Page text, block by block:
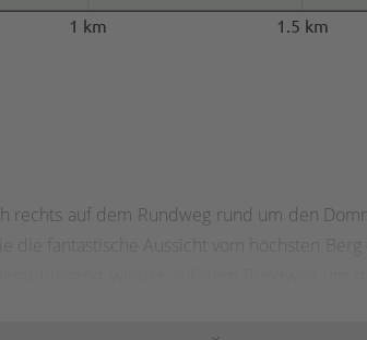
1 km 1.5 km
rechts auf dem Rundweg rund um den
die fantastische Aussicht vom höchsten